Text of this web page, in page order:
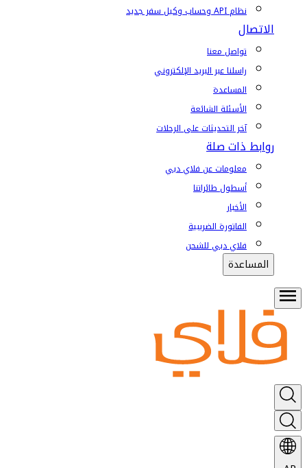
نظام API وحساب وكيل سفر جديد
الاتصال
تواصل معنا
راسلنا عبر البريد الإلكتروني
المساعدة
الأسئلة الشائعة
آخر التحديثات على الرحلات
روابط ذات صلة
معلومات عن فلاي دبي
أسطول طائراتنا
الأخبار
الفاتورة الضريبية
فلاي دبي للشحن
المساعدة